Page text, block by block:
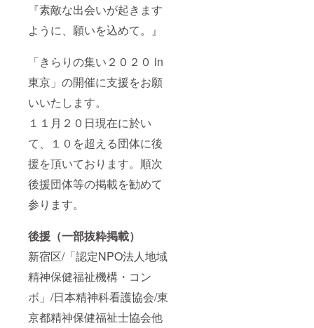
『素敵な出会いが起きます
ように、願いを込めて。』
「きらりの集い２０２０ in
東京」の開催に支援をお願
いいたします。
１１月２０日現在に於い
て、１０を超える団体に後
援を頂いております。順次
後援団体等の掲載を勧めて
参ります。
後援（一部抜粋掲載）
新宿区/「認定NPO法人地域
精神保健福祉機構・コン
ボ」/日本精神科看護協会/東
京都精神保健福祉士協会他